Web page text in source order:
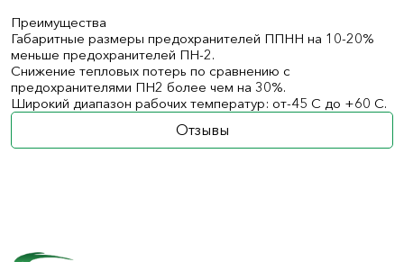
Преимущества
Габаритные размеры предохранителей ППНН на 10-20%
меньше предохранителей ПН-2.
Снижение тепловых потерь по сравнению с
предохранителями ПН2 более чем на 30%.
Широкий диапазон рабочих температур: от-45 С до +60 С.
Отзывы